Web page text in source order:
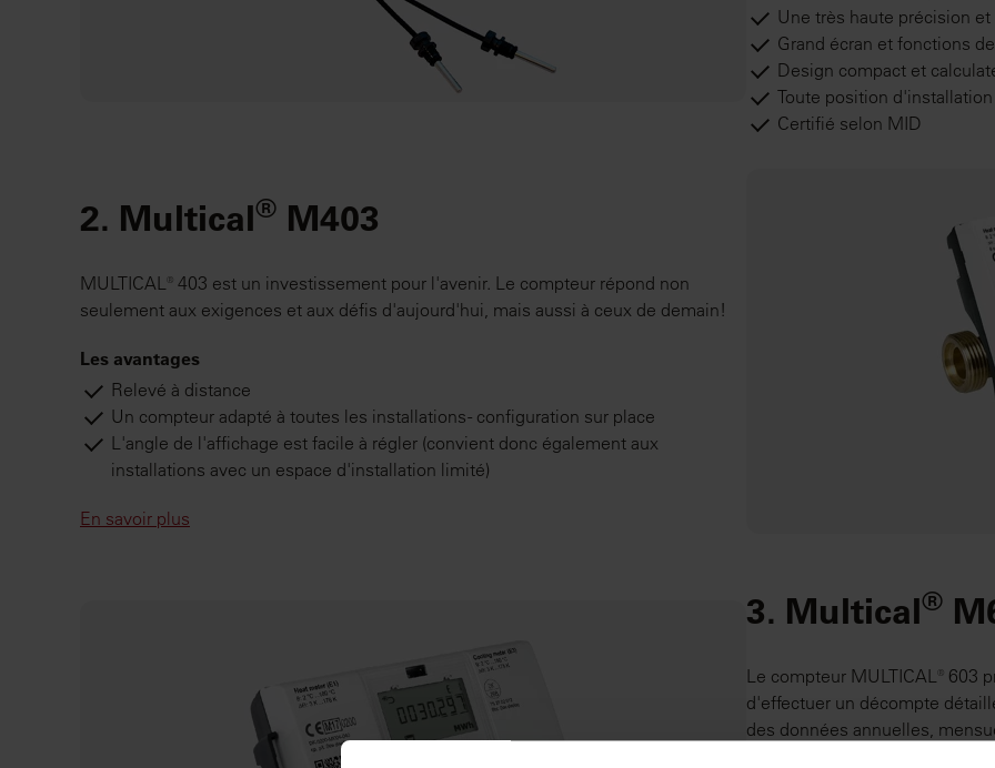
Une très haute précision
Grand écran et fonctions
Design compact et
Toute position
Certifié selon MID
2. Multical® M403
MULTICAL® 403 est un investissement pour l'avenir. Le compteur répond non
seulement aux exigences et aux défis d'aujourd'hui, mais aussi à ceux de demain!
Les avantages
Relevé à distance
Un compteur adapté à toutes les installations - configuration sur place
L'angle de l'affichage est facile à régler (convient donc également aux
installations avec un espace d'installation limité)
En savoir plus
3. Multical®
Le compteur MULTICAL® 603
d'effectuer un décompte
des données annuelles,
nous permettra d'analyser et